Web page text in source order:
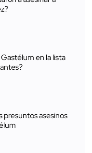
en la lista
presuntos asesinos